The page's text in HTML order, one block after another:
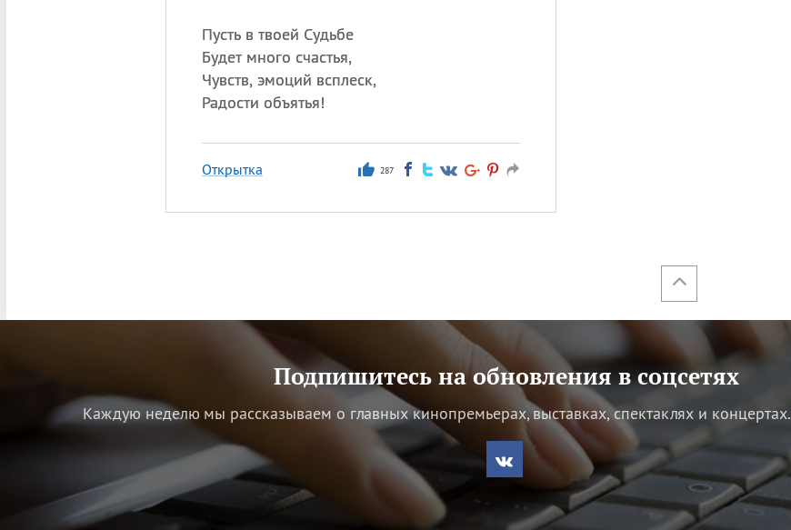
Пусть в твоей Судьбе
Будет много счастья,
Чувств, эмоций всплеск,
Радости объятья!
Открытка 287
Подпишитесь на обновления в соцсетях
Каждую неделю мы рассказываем о главных кинопремьерах, выставках, спектаклях и концертах.